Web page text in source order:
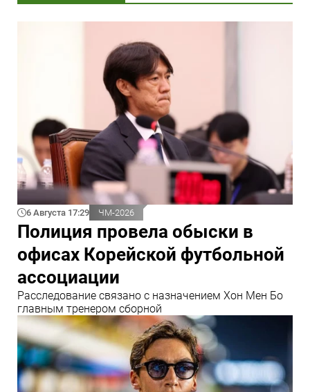
6 Августа 17:29 ЧМ-2026
Полиция провела обыски в
офисах Корейской футбольной
ассоциации
Расследование связано с назначением Хон Мен Бо
главным тренером сборной